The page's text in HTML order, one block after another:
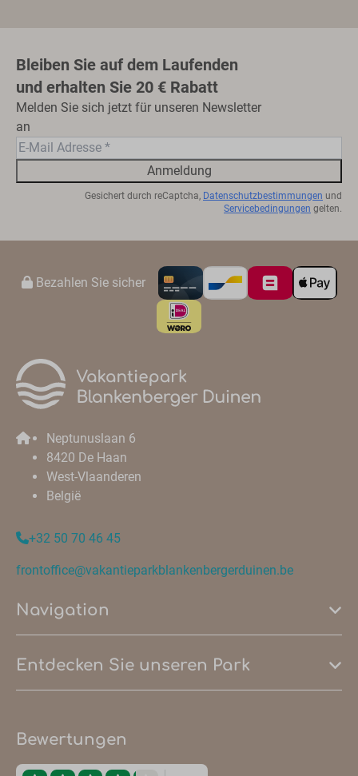
Bleiben Sie auf dem Laufenden
und erhalten Sie 20 € Rabatt
Melden Sie sich jetzt für unseren Newsletter
an
Anmeldung
Gesichert durch reCaptcha, Datenschutzbestimmungen und
Servicebedingungen gelten.
Bezahlen Sie sicher
Neptunuslaan 6
8420 De Haan
West-Vlaanderen
België
+32 50 70 46 45
frontoffice@vakantieparkblankenbergerduinen.be
Navigation
Entdecken Sie unseren Park
Bewertungen